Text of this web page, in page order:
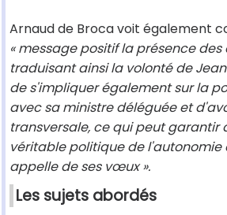
Arnaud de Broca voit également
« message positif la présence des
traduisant ainsi la volonté de
de s'impliquer également sur la
avec sa ministre déléguée et
transversale, ce qui peut garantir
véritable politique de l'autonomie
appelle de ses vœux ».
Les sujets abordés